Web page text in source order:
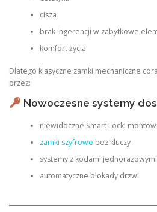
cisza
brak ingerencji w zabytkowe
komfort życia
Dlatego klasyczne zamki mechaniczne
przez:
Nowoczesne systemy
niewidoczne Smart Locki
zamki szyfrowe bez kluczy
systemy z kodami jednorazowymi
automatyczne blokady drzwi